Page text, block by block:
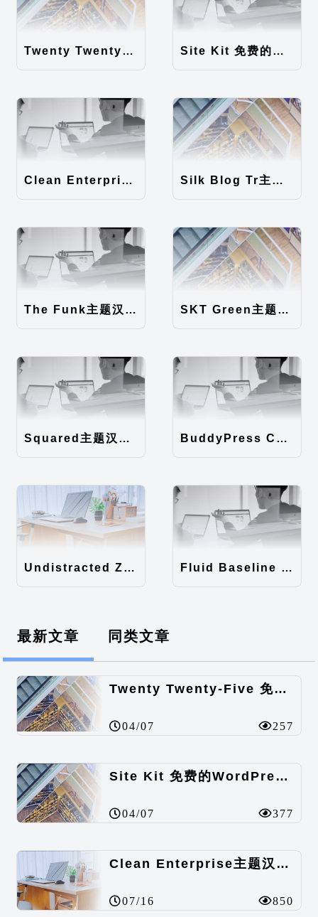
Twenty Twenty-Five 免费的WordPress内容主题 Site Kit 免费的WordPress数据统计插件
Clean Enterprise主题汉化包 Silk Blog Tr主题汉化包
The Funk主题汉化包 SKT Green主题汉化包
Squared主题汉化包 BuddyPress Colours主题汉化包
Undistracted Zen主题汉化包 Fluid Baseline Grid主题汉化包
最新文章 同类文章
Twenty Twenty-Five 免费的WordPress内容主题
04/07 257
Site Kit 免费的WordPress数据统计插件
04/07 377
Clean Enterprise主题汉化包
07/16 850